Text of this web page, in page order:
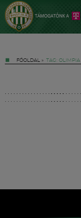
FŐOLDAL » TAG: OLIMPIA
Hírek